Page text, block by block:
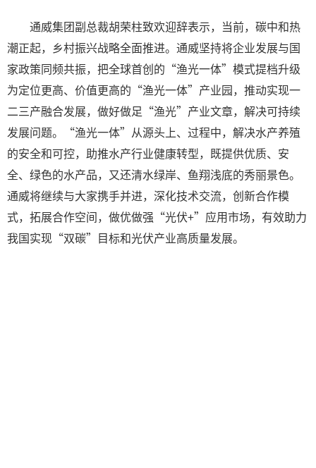
通威集团副总裁胡荣柱致欢迎辞表示，当前，碳中和热
潮正起，乡村振兴战略全面推进。通威坚持将企业发展与国
家政策同频共振，把全球首创的“渔光一体”模式提档升级
为定位更高、价值更高的“渔光一体”产业园，推动实现一
二三产融合发展，做好做足“渔光”产业文章，解决可持续
发展问题。“渔光一体”从源头上、过程中，解决水产养殖
的安全和可控，助推水产行业健康转型，既提供优质、安
全、绿色的水产品，又还清水绿岸、鱼翔浅底的秀丽景色。
通威将继续与大家携手并进，深化技术交流，创新合作模
式，拓展合作空间，做优做强“光伏+”应用市场，有效助力
我国实现“双碳”目标和光伏产业高质量发展。